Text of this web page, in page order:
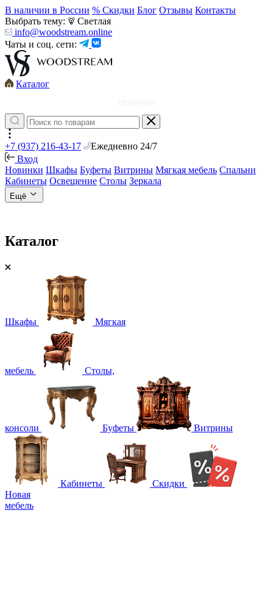
В наличии в России % Скидки Блог Отзывы Контакты
Выбрать тему:
Светлая
info@woodstream.online
Чаты и соц. сети:
Каталог
+7 (937) 216-43-17
Ежедневно 24/7
Вход
Новинки Шкафы Буфеты Витрины Мягкая мебель Спальни
Кабинеты Освещение Столы Зеркала
Ещё
Каталог
Шкафы Мягкая
мебель Столы,
консоли Буфеты Витрины
Кабинеты
Скидки
Новая
мебель